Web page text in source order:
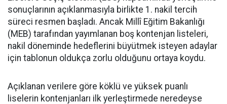
sonuçlarının açıklanmasıyla birlikte 1. nakil tercih
süreci resmen başladı. Ancak Millî Eğitim Bakanlığı
(MEB) tarafından yayımlanan boş kontenjan listeleri,
nakil döneminde hedeflerini büyütmek isteyen adaylar
için tablonun oldukça zorlu olduğunu ortaya koydu.
Açıklanan verilere göre köklü ve yüksek puanlı
liselerin kontenjanları ilk yerleştirmede neredeyse